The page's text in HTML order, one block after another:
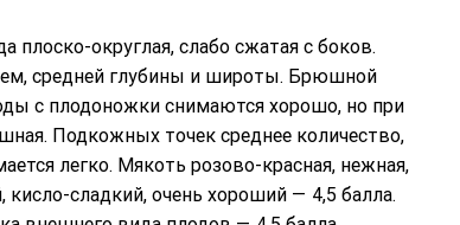
округлая, слабо сжатая с боков.
средней глубины и широты. Брюшной
с плодоножки снимаются хорошо, но при
Подкожных точек среднее количество,
легко. Мякоть розово-красная, нежная,
сладкий, очень хороший — 4,5 балла.